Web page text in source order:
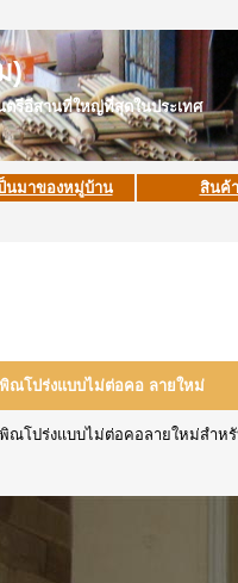
)
นที่ใหญ่ที่สุดในประเทศ
นมาของหมู่บ้าน สินค้
พิณโปร่งแบบไม่ต่อคอ ลายใหม่
พิณโปร่งแบบไม่ต่อคอลายใหม่สำห